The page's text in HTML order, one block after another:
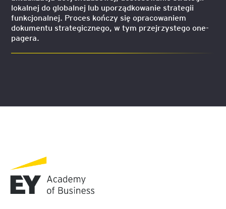
lokalnej do globalnej lub uporządkowanie strategii
funkcjonalnej. Proces kończy się opracowaniem
dokumentu strategicznego, w tym przejrzystego one-
pagera.